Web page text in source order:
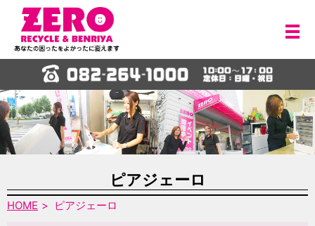
メ
ピアジェーロ
HOME ピアジェーロ